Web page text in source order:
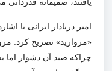
امیر دریادار ایرانی با
«مروارید» تصریح کرد:
چراکه صید آن دشوار اما